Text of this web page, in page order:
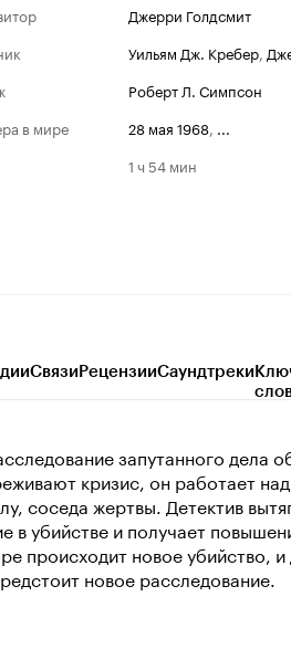
Джерри Голдсмит
Уильям Дж. Кребер,
Роберт Л. Симпсон
в мире
28 мая 1968, ...
1 ч 54 мин
СвязиРецензииСаундтреки
запутанного дела
кризис, он работает
соседа жертвы. Детектив
в убийстве и получает
происходит новое убийство,
новое расследование.